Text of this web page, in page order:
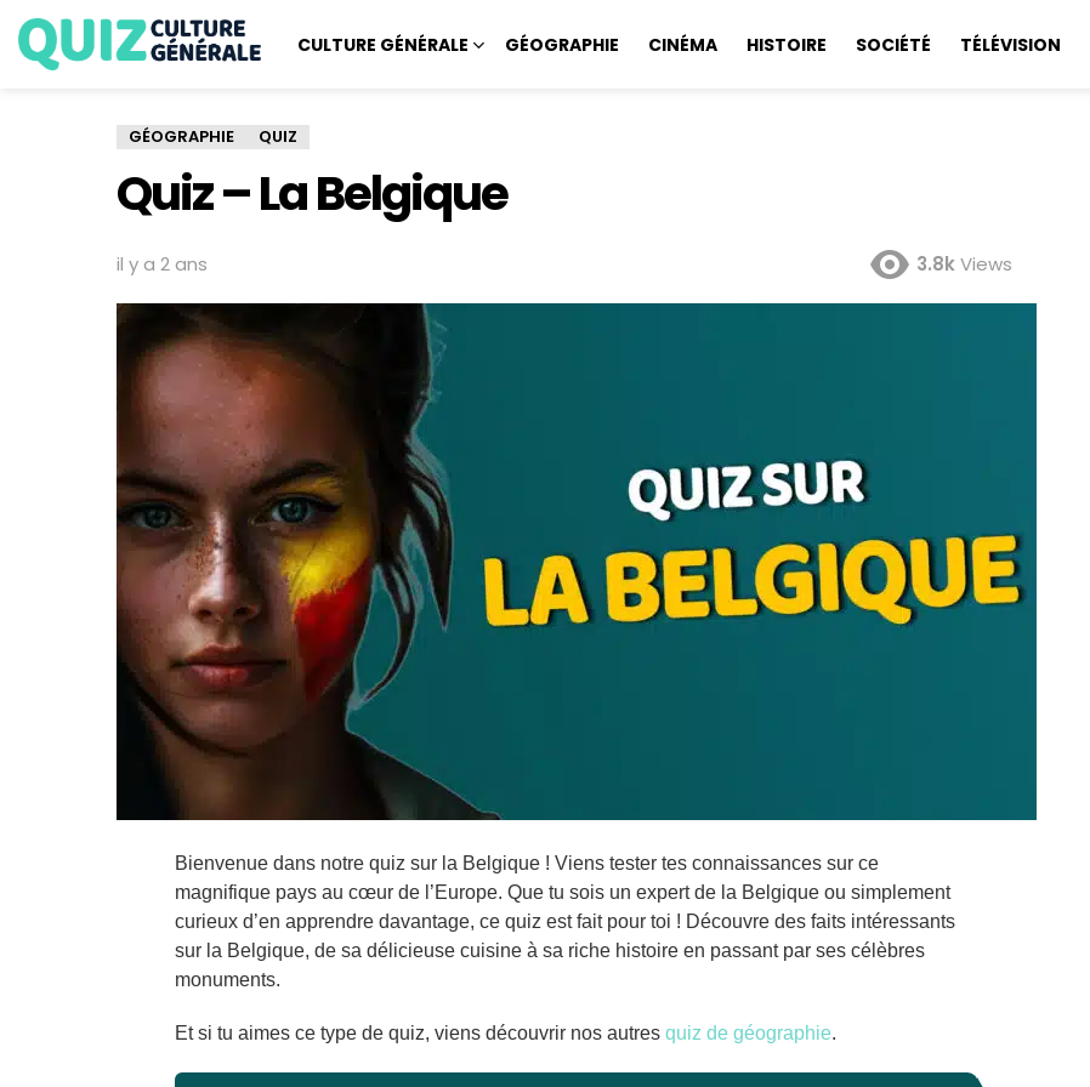
CULTURE GÉNÉRALE GÉOGRAPHIE CINÉMA HISTOIRE SOCIÉTÉ TÉLÉVISION
GÉOGRAPHIE QUIZ
Quiz – La Belgique
il y a 2 ans 3.8kViews
Bienvenue dans notre quiz sur la Belgique ! Viens tester tes connaissances sur ce
magnifique pays au cœur de l’Europe. Que tu sois un expert de la Belgique ou simplement
curieux d’en apprendre davantage, ce quiz est fait pour toi ! Découvre des faits intéressants
sur la Belgique, de sa délicieuse cuisine à sa riche histoire en passant par ses célèbres
monuments.
Et si tu aimes ce type de quiz, viens découvrir nos autres quiz de géographie.